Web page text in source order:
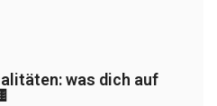
was dich auf